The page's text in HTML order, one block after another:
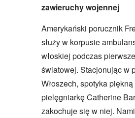
zawieruchy wojennej
Amerykański porucznik
służy w korpusie
włoskiej podczas
światowej. Stacjonując w
Włoszech, spotyka
pielęgniarkę Catherine
zakochuje się w niej.